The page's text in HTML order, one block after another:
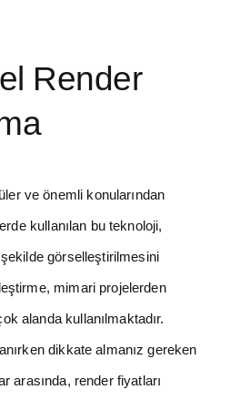
Render
ve önemli konularından
kullanılan bu teknoloji,
görselleştirilmesini
mimari projelerden
alanda kullanılmaktadır.
dikkate almanız gereken
arasında, render fiyatları